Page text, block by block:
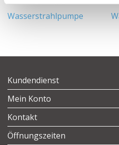
Wasserstrahlpumpe
Kundendienst
Mein Konto
Kontakt
Öffnungszeiten